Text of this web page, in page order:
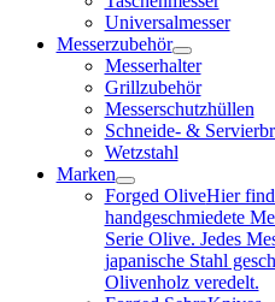
Universalmesser
Messerzubehör
Messerhalter
Grillzubehör
Messerschutzhüllen
Schneide- &
Wetzstahl
Marken
Forged OliveHier
handgeschmiedete
Serie Olive. Jedes
japanische Stahl
Olivenholz veredelt.